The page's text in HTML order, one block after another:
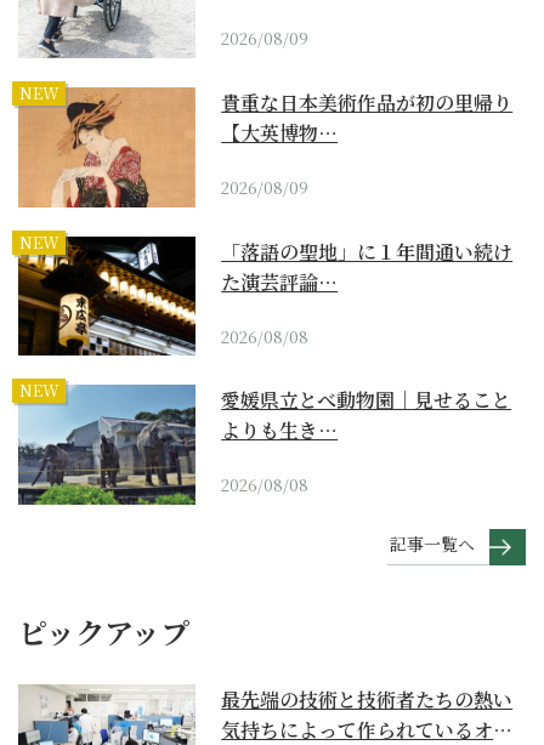
2026/08/09
NEW
貴重な日本美術作品が初の里帰り
【大英博物…
2026/08/09
NEW
「落語の聖地」に１年間通い続け
た演芸評論…
2026/08/08
NEW
愛媛県立とべ動物園｜見せること
よりも生き…
2026/08/08
記事一覧へ
ピックアップ
最先端の技術と技術者たちの熱い
気持ちによって作られているオー